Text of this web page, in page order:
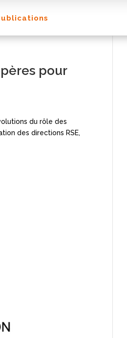
pour
du rôle des
des directions RSE,